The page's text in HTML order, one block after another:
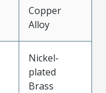
Copper
Alloy
Nickel-
plated
Brass